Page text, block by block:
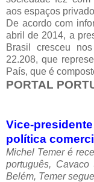
aos espaços
De acordo com
abril de 2014, a
Brasil cresceu
22.208, que
País, que é
PORTAL
Vice-
política
Michel Temer é
português,
Belém, Temer